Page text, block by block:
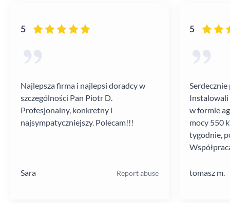
5
Najlepsza firma i najlepsi doradcy w
szczególności Pan Piotr D.
Profesjonalny, konkretny i
najsympatyczniejszy. Polecam!!!
Sara Report abuse
5
Instalowali
w formie
mocy 550
tygodnie,
tomasz m.